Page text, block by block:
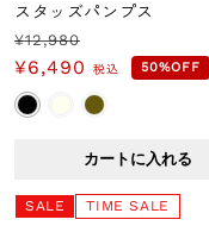
カテゴリーでさがす
新入荷商品
OUTLET
スタッズパンプス
通
常
価
¥12,980
セ
ー
ル
¥6,490 税込 50%OFF
カートに入れる
SALE TIME SALE